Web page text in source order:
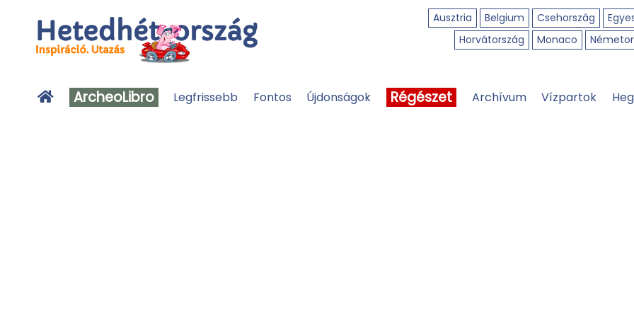
Ausztria Belgium Csehország
Horvátország
Monaco
ArcheoLibro Legfrissebb Fontos Újdonságok Régészet Archívum Vízpartok